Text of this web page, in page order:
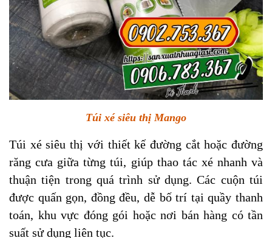
Túi xé siêu thị Mango
Túi xé siêu thị với thiết kế đường cắt hoặc đường
răng cưa giữa từng túi, giúp thao tác xé nhanh và
thuận tiện trong quá trình sử dụng. Các cuộn túi
được quấn gọn, đồng đều, dễ bố trí tại quầy thanh
toán, khu vực đóng gói hoặc nơi bán hàng có tần
suất sử dụng liên tục.